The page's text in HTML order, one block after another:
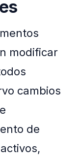
modificar
cambios
de